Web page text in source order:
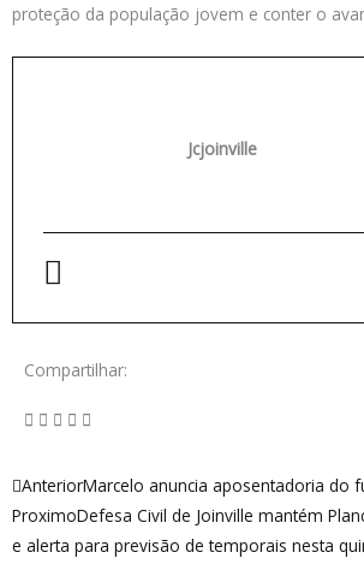
proteção da população jovem e conter o
Jcjoinville
Compartilhar:
Anterior
AnteriorMarcelo anuncia aposentadoria do
ProximoDefesa Civil de Joinville mantém
e alerta para previsão de temporais nesta